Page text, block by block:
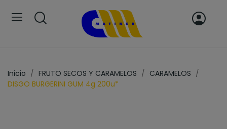
Inicio FRUTO SECOS Y CARAMELOS
CARAMELOS
DISGO BURGERINI GUM 4g 200u*